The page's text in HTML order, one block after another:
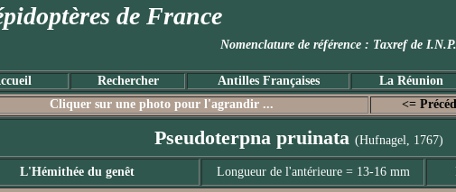
de France
Nomenclature de référence : Taxref
Rechercher Antilles Françaises La Réunion
Cliquer sur une photo pour l'agrandir ... <=
Pseudoterpna pruinata (Hufnagel, 1767)
L'Hémithée du genêt Longueur de l'antérieure = 13-16 mm